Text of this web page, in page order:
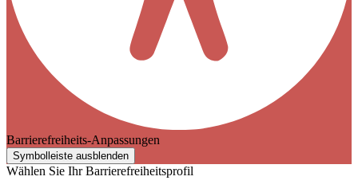
Barrierefreiheits-Anpassungen
Symbolleiste ausblenden
Wählen Sie Ihr Barrierefreiheitsprofil